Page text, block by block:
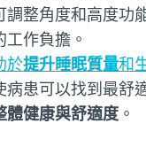
調整角度和高度功
作負擔。
於提升睡眠質量和
病患可以找到最舒
體健康與舒適度 。